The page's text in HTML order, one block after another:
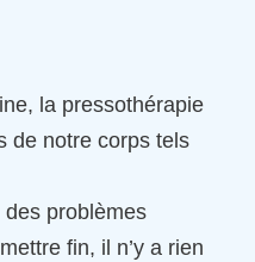
la pressothérapie
de notre corps tels
des problèmes
fin, il n’y a rien